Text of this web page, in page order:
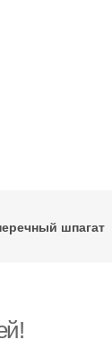
шпагат